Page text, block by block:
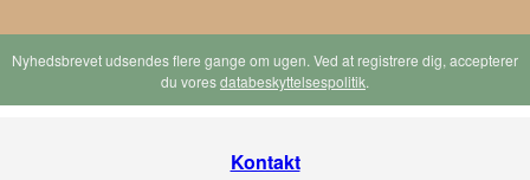
Nyhedsbrevet udsendes flere gange om ugen. Ved at registrere dig, accepterer
du voresdatabeskyttelsespolitik.
Kontakt